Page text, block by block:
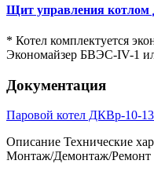
Щит управления котлом
* Котел комплектуется
Экономайзер БВЭС-IV-1
Документация
Паровой котел ДКВр-10-
Описание Технические
Монтаж/Демонтаж/Ремонт